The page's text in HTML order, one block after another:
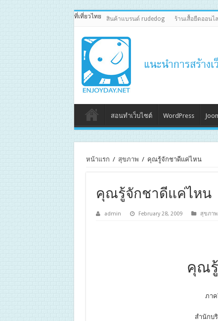
ที่เที่ยวไทย สินค้าแบรนด์ rudedog ร้านเสื้อยืดออนไ
สอนทำเว็บไซต์ WordPress
หน้าแรก / สุขภาพ / คุณรู้จักชาดีแค่ไหน
คุณรู้จักชาดีแค่ไหน
admin February 28, 2009 สุขภาพ
คุณ
ภาค
สำนักบ